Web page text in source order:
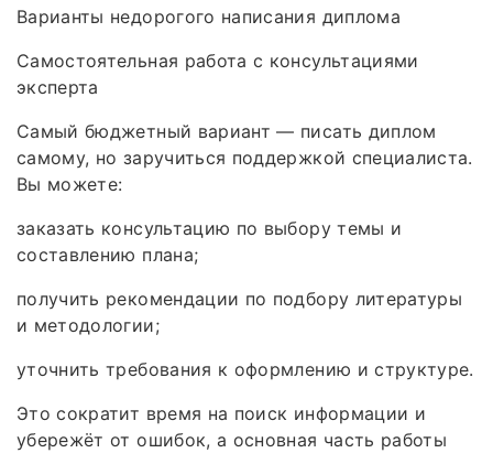
Варианты недорогого написания диплома
Самостоятельная работа с консультациями
эксперта
Самый бюджетный вариант — писать диплом
самому, но заручиться поддержкой специалиста.
Вы можете:
заказать консультацию по выбору темы и
составлению плана;
получить рекомендации по подбору литературы
и методологии;
уточнить требования к оформлению и структуре.
Это сократит время на поиск информации и
убережёт от ошибок, а основная часть работы